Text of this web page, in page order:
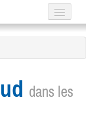
dans les